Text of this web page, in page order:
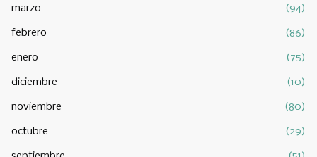
marzo (94)
febrero (86)
enero (75)
diciembre (10)
noviembre (80)
octubre (29)